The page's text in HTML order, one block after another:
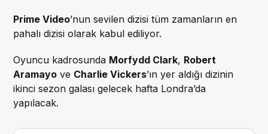
Prime Video’nun sevilen dizisi tüm zamanların en
pahalı dizisi olarak kabul ediliyor.
Oyuncu kadrosunda Morfydd Clark, Robert
Aramayo ve Charlie Vickers’ın yer aldığı dizinin
ikinci sezon galası gelecek hafta Londra’da
yapılacak.